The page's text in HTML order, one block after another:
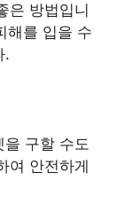
은 방법입니
해를 입을 수
.
을 구할 수도
여 안전하게